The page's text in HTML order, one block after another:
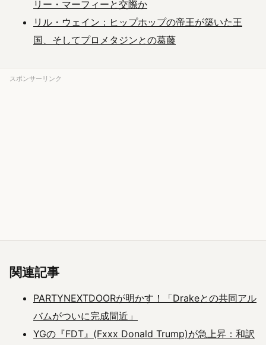
リー・マーフィーと交際か
リル・ウェイン：ヒップホップの帝王が築いた王
国、そしてプロメタジンとの葛藤
スポンサーリンク
関連記事
PARTYNEXTDOORが明かす！「Drakeとの共同アル
バムがついに完成間近」
YGの『FDT』(Fxxx Donald Trump)が急上昇：和訳